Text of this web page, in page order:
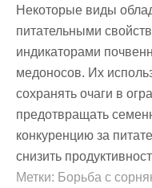
Некоторые виды
питательными
индикаторами
медоносов. Их
сохранять очаги в
предотвращать
конкуренцию за
снизить
Метки: Борьба с